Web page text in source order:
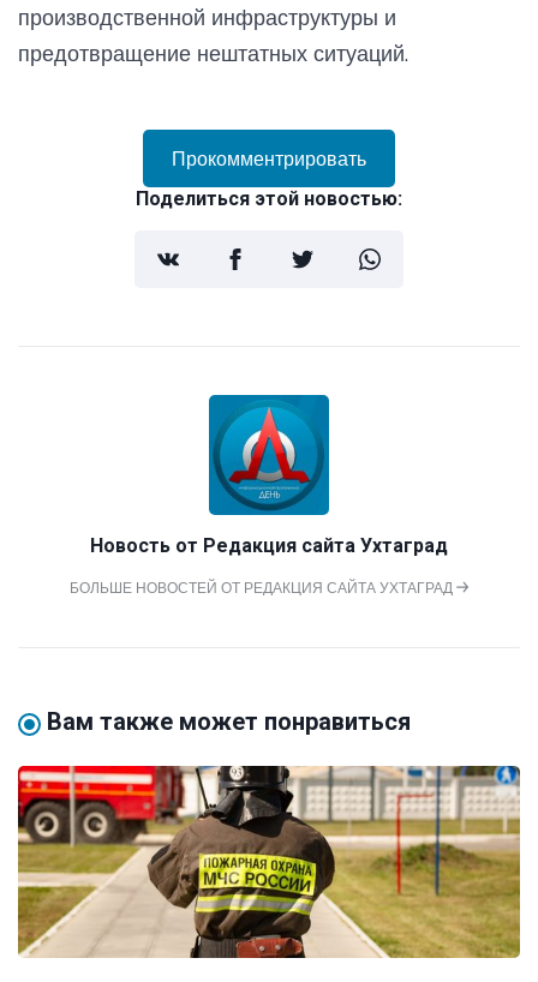
производственной инфраструктуры и
предотвращение нештатных ситуаций.
Прокомментрировать
Поделиться этой новостью:
Новость от Редакция сайта Ухтаград
БОЛЬШЕ НОВОСТЕЙ ОТ РЕДАКЦИЯ САЙТА УХТАГРАД
Вам также может понравиться